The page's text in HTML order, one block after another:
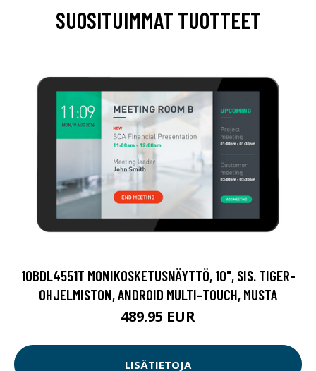
SUOSITUIMMAT TUOTTEET
10BDL4551T MONIKOSKETUSNÄYTTÖ, 10", SIS. TIGER-
OHJELMISTON, ANDROID MULTI-TOUCH, MUSTA
489.95 EUR
LISÄTIETOJA